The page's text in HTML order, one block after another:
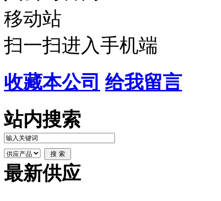
扫一扫进入手机端
收藏本公司 给我留言
站内搜索
最新供应